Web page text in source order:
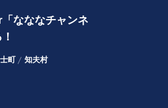
なななチャンネ
町 知夫村